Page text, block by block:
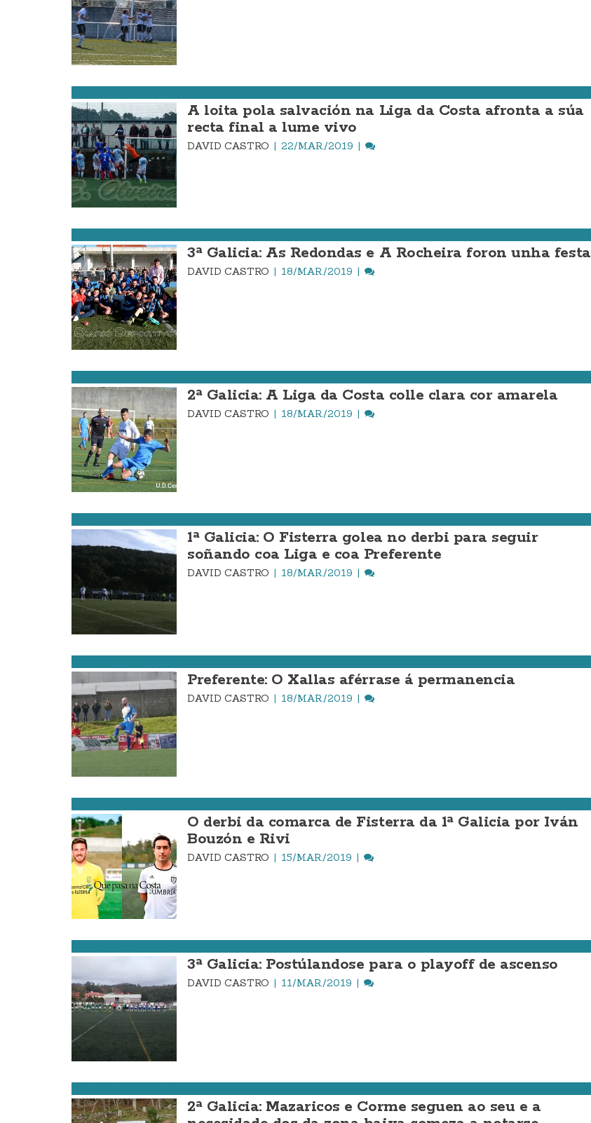
A loita pola salvación na Liga da Costa afronta a súa
recta final a lume vivo
DAVID CASTRO 22/MAR./2019
3ª Galicia: As Redondas e A Rocheira foron unha festa
DAVID CASTRO 18/MAR./2019
2ª Galicia: A Liga da Costa colle clara cor amarela
DAVID CASTRO 18/MAR./2019
1ª Galicia: O Fisterra golea no derbi para seguir
soñando coa Liga e coa Preferente
DAVID CASTRO 18/MAR./2019
Preferente: O Xallas aférrase á permanencia
DAVID CASTRO 18/MAR./2019
O derbi da comarca de Fisterra da 1ª Galicia por Iván
Bouzón e Rivi
DAVID CASTRO 15/MAR./2019
3ª Galicia: Postúlandose para o playoff de ascenso
DAVID CASTRO 11/MAR./2019
2ª Galicia: Mazaricos e Corme seguen ao seu e a